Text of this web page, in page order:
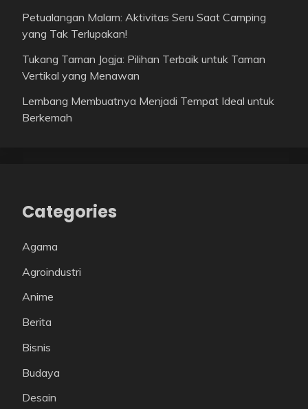
Petualangan Malam: Aktivitas Seru Saat Camping
yang Tak Terlupakan!
Tukang Taman Jogja: Pilihan Terbaik untuk Taman
Vertikal yang Menawan
Lembang Membuatnya Menjadi Tempat Ideal untuk
Berkemah
Categories
Agama
Agroindustri
Anime
Berita
Bisnis
Budaya
Desain